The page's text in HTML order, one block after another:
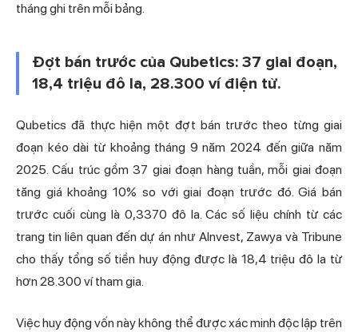
tháng ghi trên mỗi bảng.
Đợt bán trước của Qubetics: 37 giai đoạn,
18,4 triệu đô la, 28.300 ví điện tử.
Qubetics đã thực hiện một đợt bán trước theo từng giai
đoạn kéo dài từ khoảng tháng 9 năm 2024 đến giữa năm
2025. Cấu trúc gồm 37 giai đoạn hàng tuần, mỗi giai đoạn
tăng giá khoảng 10% so với giai đoạn trước đó. Giá bán
trước cuối cùng là 0,3370 đô la. Các số liệu chính từ các
trang tin liên quan đến dự án như AInvest, Zawya và Tribune
cho thấy tổng số tiền huy động được là 18,4 triệu đô la từ
hơn 28.300 ví tham gia.
Việc huy động vốn này không thể được xác minh độc lập trên